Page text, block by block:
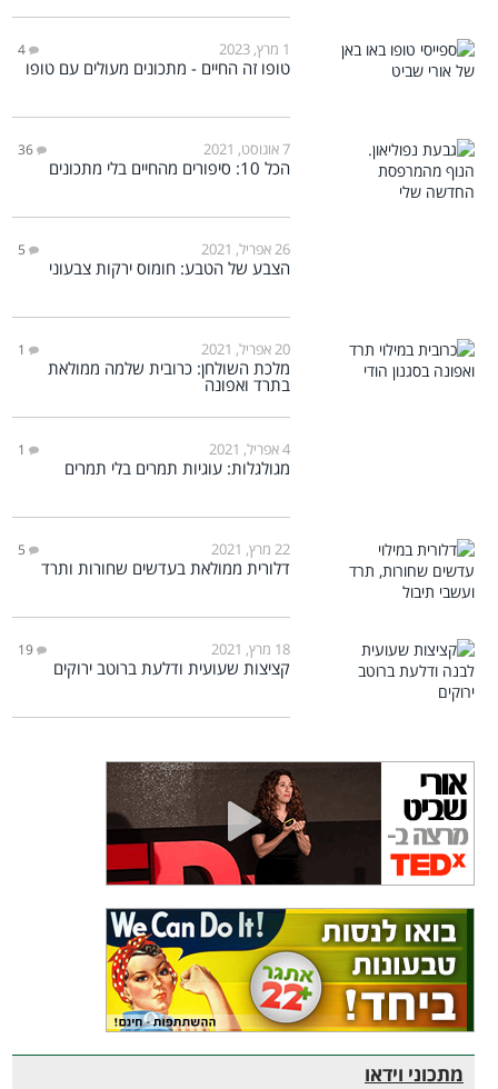
1 מרץ, 2023 4
טופו זה החיים - מתכונים מעולים עם טופו
7 אוגוסט, 2021 36
הכל 10: סיפורים מהחיים בלי מתכונים
26 אפריל, 2021 5
הצבע של הטבע: חומוס ירקות צבעוני
20 אפריל, 2021 1
מלכת השולחן: כרובית שלמה ממולאת
בתרד ואפונה
4 אפריל, 2021 1
מגולגלות: עוגיות תמרים בלי תמרים
22 מרץ, 2021 5
דלורית ממולאת בעדשים שחורות ותרד
18 מרץ, 2021 19
קציצות שעועית ודלעת ברוטב ירוקים
מתכוני וידאו